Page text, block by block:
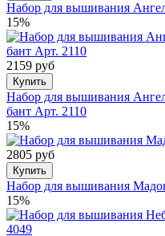
Набор для вышивания
15%
2159 руб
Купить
Набор для вышивания
бант Арт. 2110
15%
2805 руб
Купить
Набор для вышивания
15%